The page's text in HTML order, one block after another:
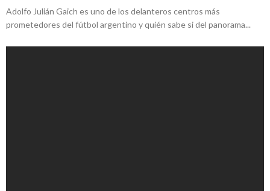
Adolfo Julián Gaich es uno de los delanteros centros más
prometedores del fútbol argentino y quién sabe si del panorama...